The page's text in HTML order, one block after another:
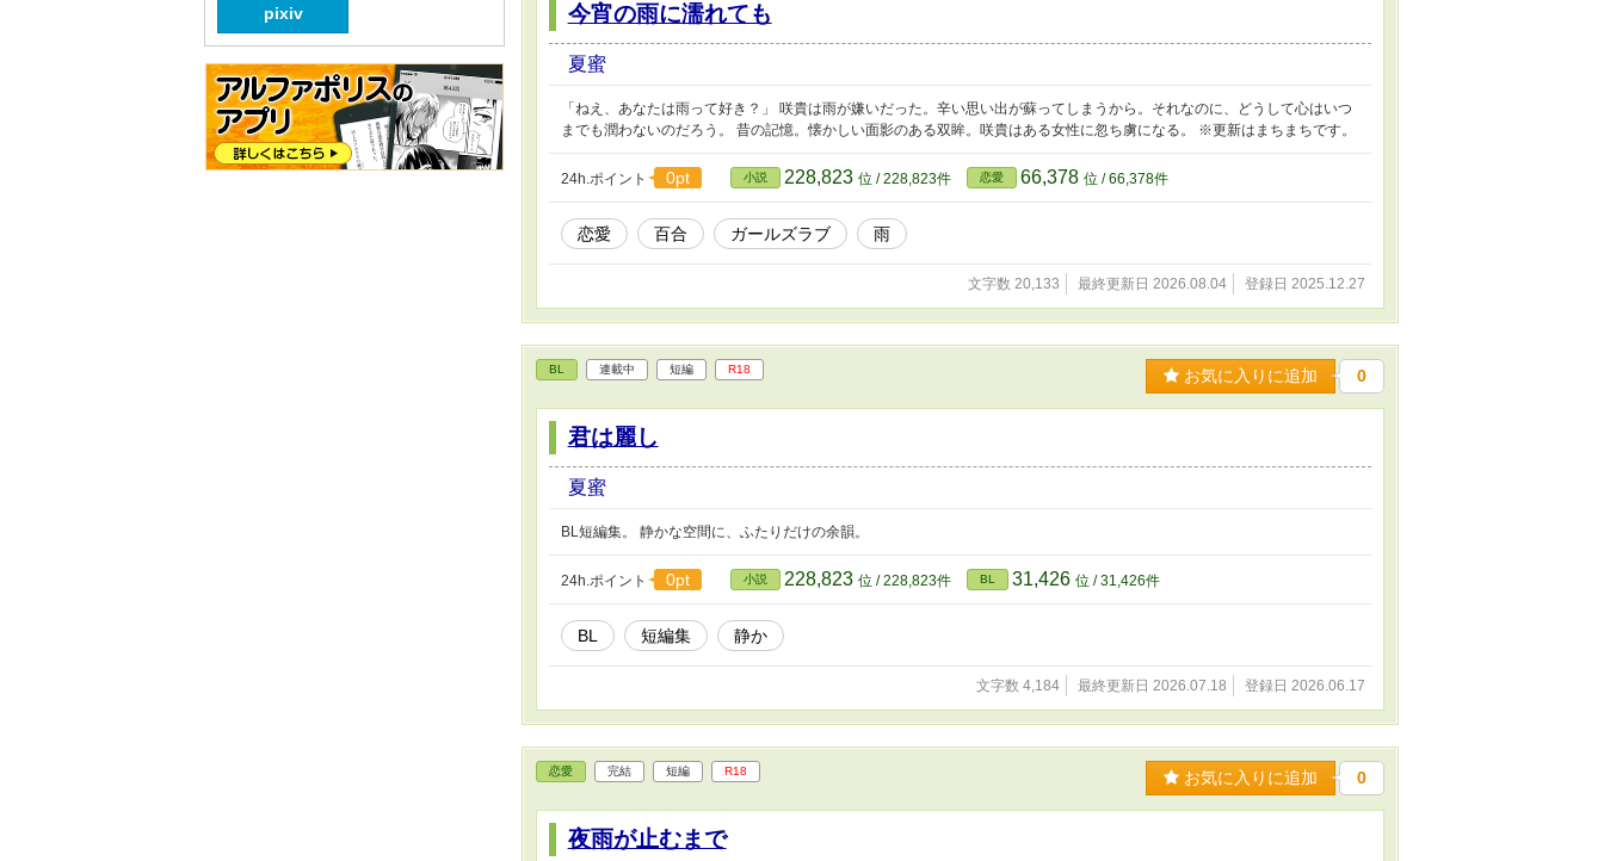
今宵の雨に濡れても
夏蜜
「ねえ、あなたは雨って好き？」 咲貴は雨が嫌いだった。辛い思い出が蘇ってしまうから。それなのに、どうして心はいつ
までも潤わないのだろう。 昔の記憶。懐かしい面影のある双眸。咲貴はある女性に忽ち虜になる。 ※更新はまちまちです。
24h.ポイント 0pt 小説 228,823 位 / 228,823件 恋愛 66,378 位 / 66,378件
恋愛 百合 ガールズラブ 雨
文字数 20,133 最終更新日 2026.08.04 登録日 2025.12.27
BL 連載中 短編 R18 お気に入りに追加 0
君は麗し
夏蜜
BL短編集。 静かな空間に、ふたりだけの余韻。
24h.ポイント 0pt 小説 228,823 位 / 228,823件 BL 31,426 位 / 31,426件
BL 短編集 静か
文字数 4,184 最終更新日 2026.07.18 登録日 2026.06.17
恋愛 完結 短編 R18 お気に入りに追加 0
夜雨が止むまで
pixiv